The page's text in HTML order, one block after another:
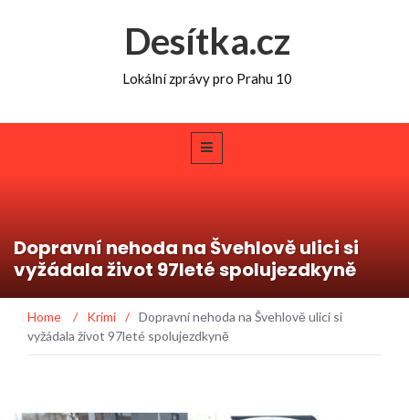
Desítka.cz
Lokální zprávy pro Prahu 10
Dopravní nehoda na Švehlově ulici si
vyžádala život 97leté spolujezdkyně
Home / Krimi / Dopravní nehoda na Švehlově ulici si
vyžádala život 97leté spolujezdkyně